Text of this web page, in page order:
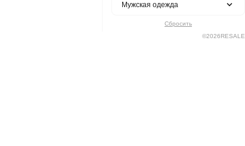
Мужская одежда
Сбросить
©2026RESALE